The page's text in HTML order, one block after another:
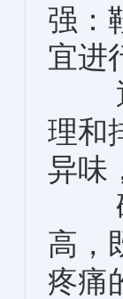
强：
宜进
通
理和
异味
硬
高，
疼痛